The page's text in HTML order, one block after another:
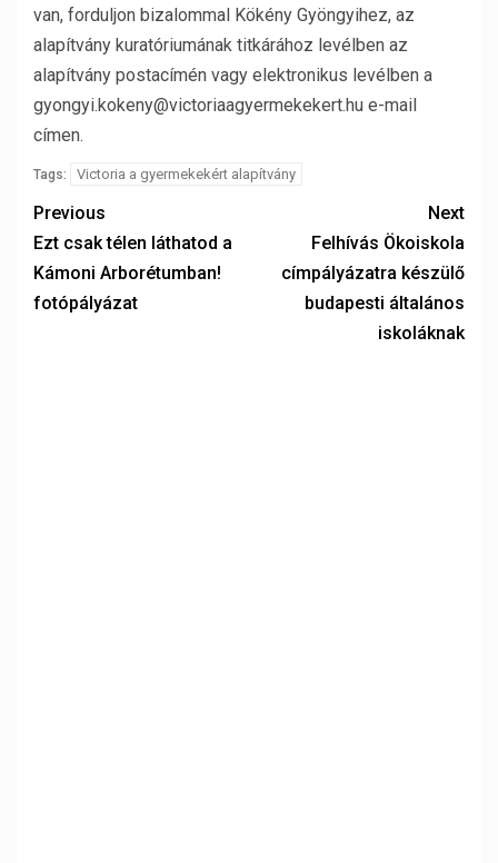
van, forduljon bizalommal Kökény Gyöngyihez, az
alapítvány kuratóriumának titkárához levélben az
alapítvány postacímén vagy elektronikus levélben a
gyongyi.kokeny@victoriaagyermekekert.hu e-mail
címen.
Tags: Victoria a gyermekekért alapítvány
Previous
Ezt csak télen láthatod a
Kámoni Arborétumban!
fotópályázat
Next
Felhívás Ökoiskola
címpályázatra készülő
budapesti általános
iskoláknak